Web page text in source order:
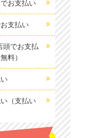
お支払い
支払い
頭でお支払
料）
（支払い